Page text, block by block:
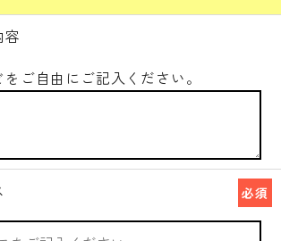
容
ご自由にご記入ください。
必須